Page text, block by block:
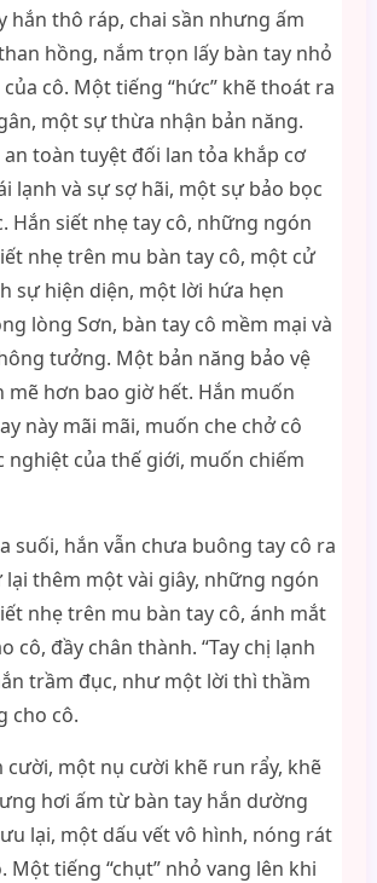
hắn thô ráp, chai sần nhưng ấm
hồng, nắm trọn lấy bàn tay nhỏ
cô. Một tiếng “hức” khẽ thoát ra
một sự thừa nhận bản năng.
toàn tuyệt đối lan tỏa khắp cơ
lạnh và sự sợ hãi, một sự bảo bọc
Hắn siết nhẹ tay cô, những ngón
nhẹ trên mu bàn tay cô, một cử
sự hiện diện, một lời hứa hẹn
lòng Sơn, bàn tay cô mềm mại và
tưởng. Một bản năng bảo vệ
mẽ hơn bao giờ hết. Hắn muốn
này mãi mãi, muốn che chở cô
nghiệt của thế giới, muốn chiếm
suối, hắn vẫn chưa buông tay cô ra
lại thêm một vài giây, những ngón
nhẹ trên mu bàn tay cô, ánh mắt
cô, đầy chân thành. “Tay chị lạnh
trầm đục, như một lời thì thầm
cho cô.
cười, một nụ cười khẽ run rẩy, khẽ
hơi ấm từ bàn tay hắn dường
lại, một dấu vết vô hình, nóng rát
Một tiếng “chụt” nhỏ vang lên khi